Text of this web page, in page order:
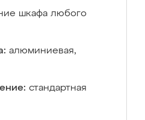
шкафа любого
алюминиевая,
стандартная